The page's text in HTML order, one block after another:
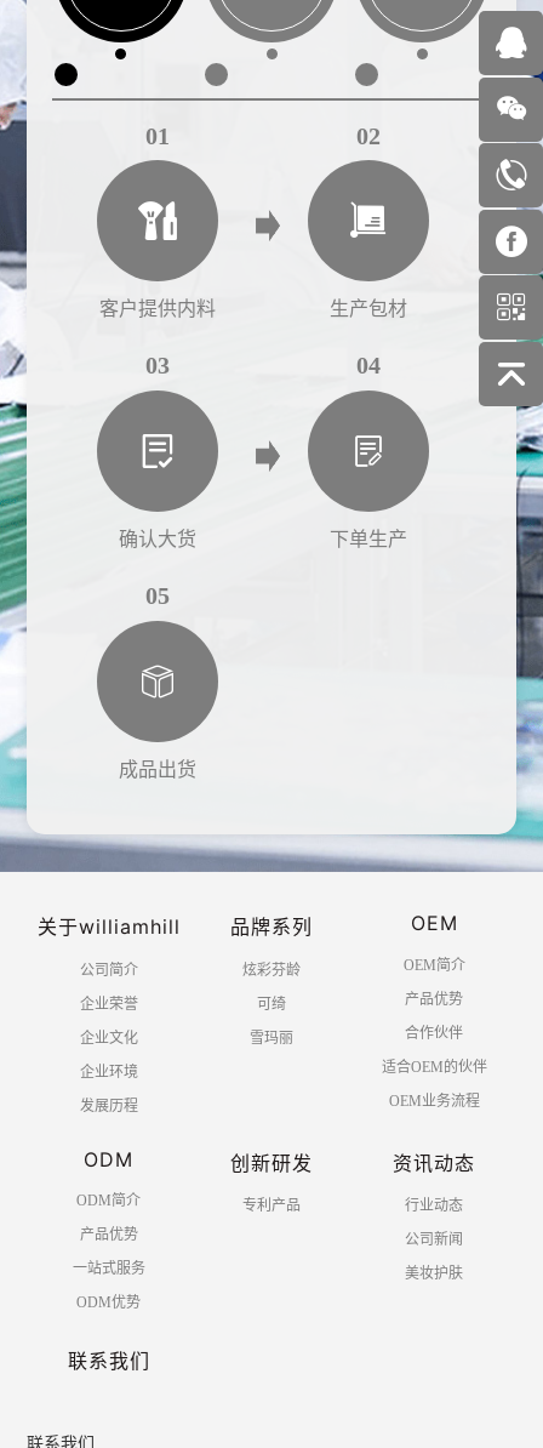
01
客户提供内料
02
生产包材
03
确认大货
04
下单生产
05
成品出货
关于williamhill
公司简介
企业荣誉
企业文化
企业环境
发展历程
品牌系列
炫彩芬龄
可绮
雪玛丽
OEM
OEM简介
产品优势
合作伙伴
适合OEM的伙伴
OEM业务流程
ODM
ODM简介
产品优势
一站式服务
ODM优势
创新研发
专利产品
资讯动态
行业动态
公司新闻
美妆护肤
联系我们
联系我们